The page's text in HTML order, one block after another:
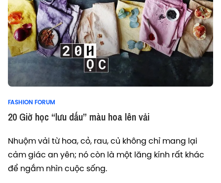
FASHION FORUM
20 Giờ học “lưu dấu” màu hoa lên vải
Nhuộm vải từ hoa, cỏ, rau, củ không chỉ mang lại
cảm giác an yên; nó còn là một lăng kính rất khác
để ngắm nhìn cuộc sống.